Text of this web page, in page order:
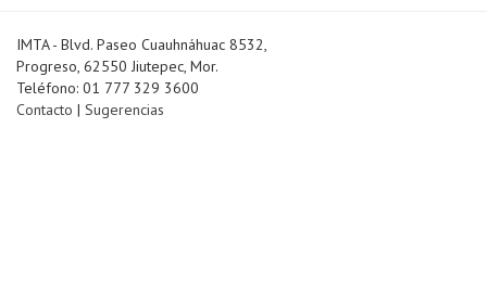
IMTA - Blvd. Paseo Cuauhnáhuac 8532,
Progreso, 62550 Jiutepec, Mor.
Teléfono: 01 777 329 3600
Contacto | Sugerencias